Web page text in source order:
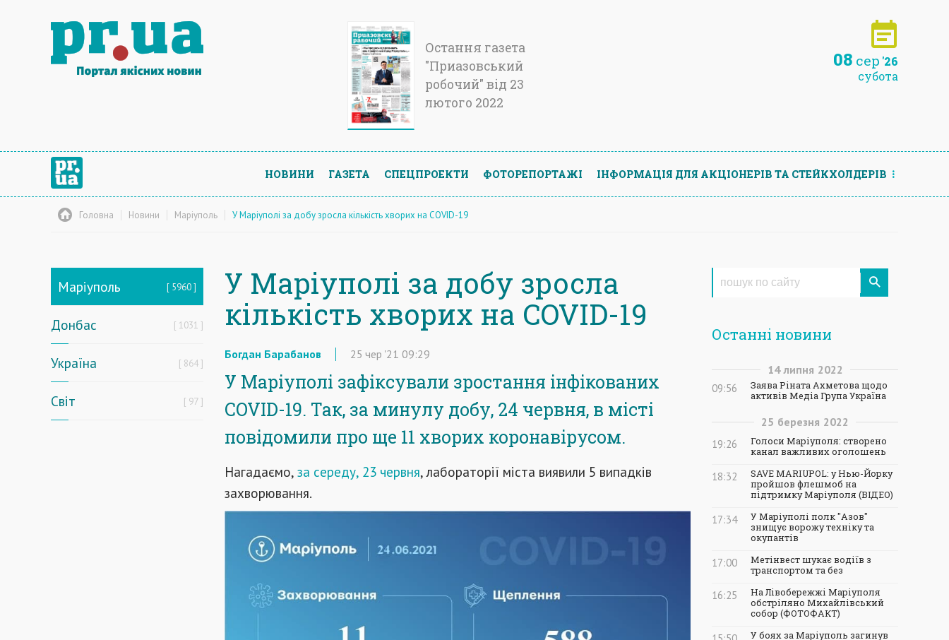
Остання газета
"Приазовський
робочий" від 23
лютого 2022
08 сер '26
субота
НОВИНИ ГАЗЕТА СПЕЦПРОЕКТИ ФОТОРЕПОРТАЖІ ІНФОРМАЦIЯ ДЛЯ АКЦIОНЕРIВ ТА СТЕЙКХОЛДЕРIВ
Головна Новини Маріуполь У Маріуполі за добу зросла кількість хворих на COVID-19
Маріуполь 5960
Донбас 1031
Україна 864
Світ 97
У Маріуполі за добу зросла
кількість хворих на COVID-19
Богдан Барабанов 25 чер '21 09:29
У Маріуполі зафіксували зростання інфікованих
COVID-19. Так, за минулу добу, 24 червня, в місті
повідомили про ще 11 хворих коронавірусом.
Нагадаємо, за середу, 23 червня, лабораторії міста виявили 5 випадків
захворювання.
Останні новини
14 липня 2022
09:56
Заява Ріната Ахметова щодо
активів Медіа Група Україна
25 березня 2022
19:26
Голоси Маріуполя: створено
канал важливих оголошень
18:32
SAVE MARIUPOL: у Нью-Йорку
пройшов флешмоб на
підтримку Маріуполя (ВІДЕО)
17:34
У Маріуполі полк "Азов"
знищує ворожу техніку та
окупантів
17:00
Метінвест шукає водіїв з
транспортом та без
16:25
На Лівобережжі Маріуполя
обстріляно Михайлівський
собор (ФОТОФАКТ)
У боях за Маріуполь загинув